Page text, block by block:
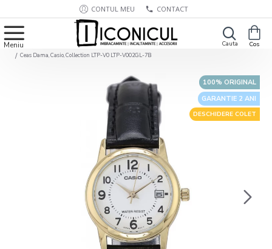
CONTUL MEU CONTACT
Ceas Dama, Casio, Collection LTP-V0 LTP-V002GL-7B
GARANTIE 2 ANI
100% ORIGINAL
DESCHIDERE COLET